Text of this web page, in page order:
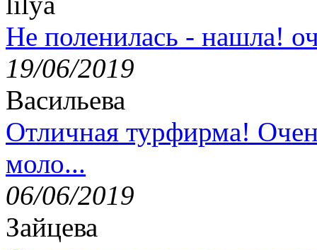
Не поленилась - нашла!
19/06/2019
Васильева
Отличная турфирма!
моло...
06/06/2019
Зайцева